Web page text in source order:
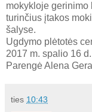
mokykloje gerinimo
turinčius įtakos
šalyse.
Ugdymo plėtotės
2017 m. spalio 16
Parengė Alena
ties 10:43